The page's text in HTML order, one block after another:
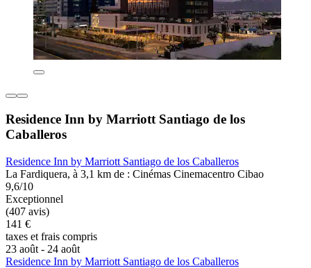
Residence Inn by Marriott Santiago de los
Caballeros
Residence Inn by Marriott Santiago de los Caballeros
La Fardiquera, à 3,1 km de : Cinémas Cinemacentro Cibao
9,6/10
Exceptionnel
(407 avis)
141 €
taxes et frais compris
23 août - 24 août
Residence Inn by Marriott Santiago de los Caballeros